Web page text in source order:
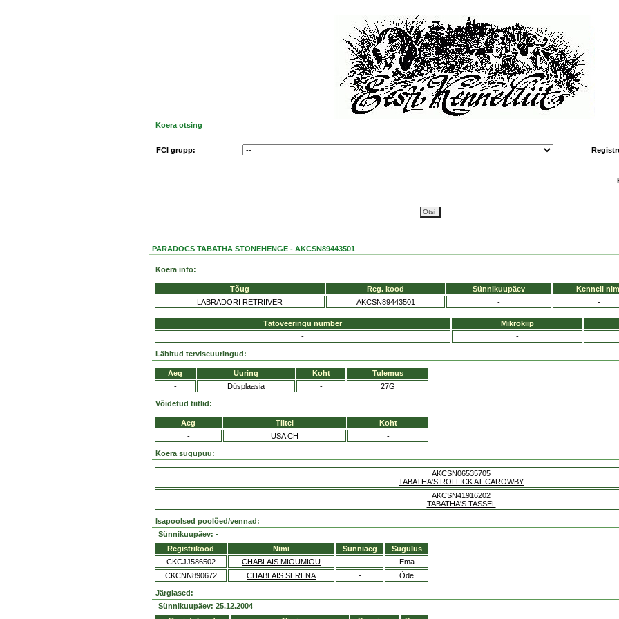
Koera otsing
FCI grupp:
PARADOCS TABATHA STONEHENGE - AKCSN89443501
Koera info:
Tõug Reg. kood Sünnikuupäev Kenneli
LABRADORI RETRIIVER
AKCSN89443501 - -
Tätoveeringu number Mikrokiip
-
-
Läbitud terviseuuringud:
Aeg Uuring Koht
Tulemus
-
Düsplaasia - 27G
Võidetud tiitlid:
Aeg Tiitel
Koht
-
USA CH -
Koera sugupuu:
AKCSN06535705
TABATHA'S ROLLICK AT CAROWBY
AKCSN41916202
TABATHA'S TASSEL
Isapoolsed poolõed/vennad:
Sünnikuupäev: -
Registrikood
Nimi Sünniaeg
Sugulus
CKCJJ586502
CHABLAIS MIOUMIOU -
Ema
CKCNN890672
CHABLAIS SERENA - Õde
Järglased:
Sünnikuupäev: 25.12.2004